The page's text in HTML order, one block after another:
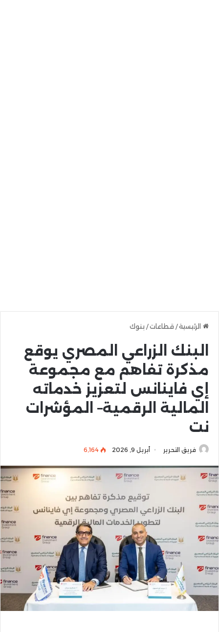
الرئيسية/ قطاعات/ بنوك
البنك الزراعي المصري يوقع
مذكرة تفاهم مع مجموعة
إي فاينانس لتعزيز خدماته
المالية الرقمية– المؤشرات
نت
فريق التحرير أبريل 9, 2026 6٬164